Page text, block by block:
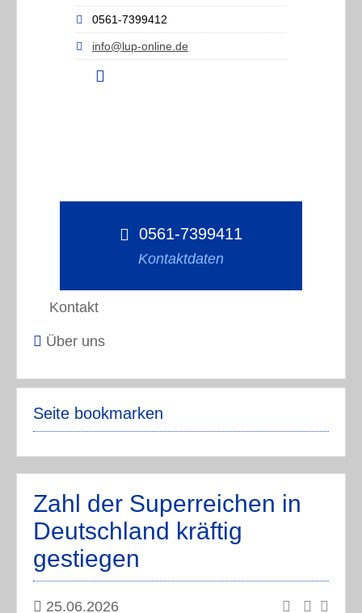
0561-7399412
info@lup-online.de
0561-7399411
Kontaktdaten
Kontakt
Über uns
Seite bookmarken
Zahl der Superreichen in
Deutschland kräftig
gestiegen
25.06.2026